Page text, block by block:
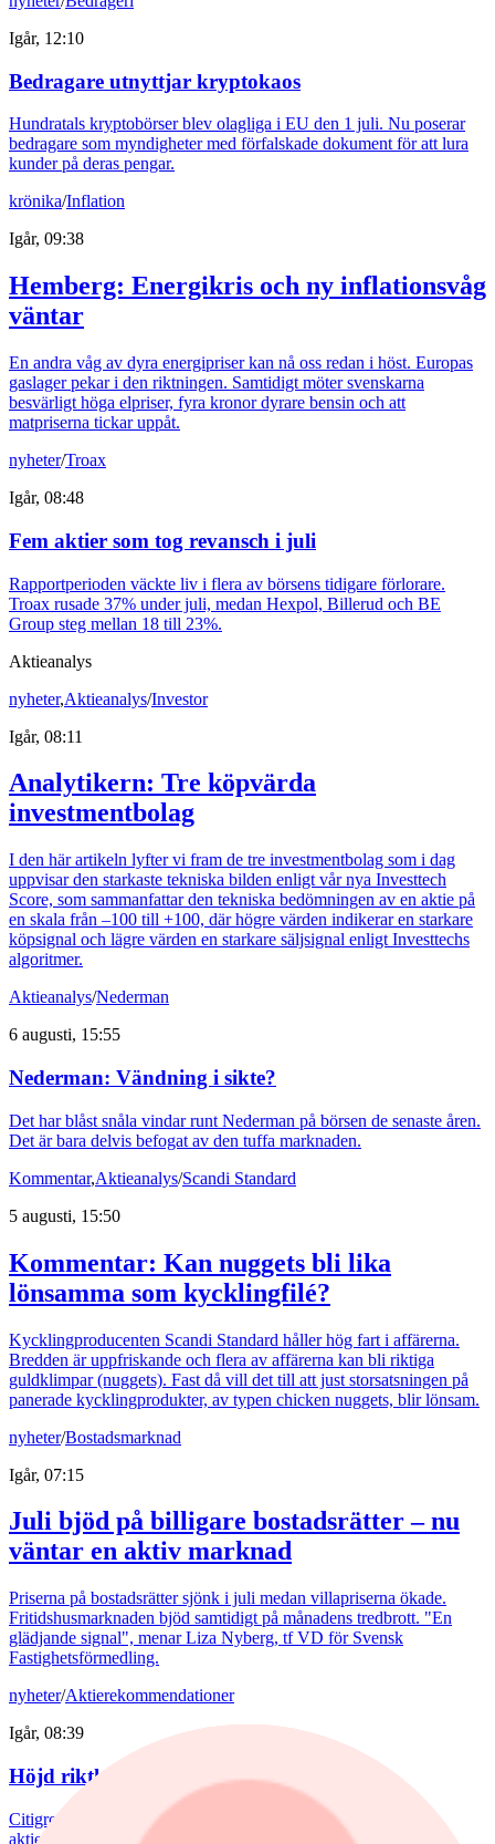
Igår, 12:10
Bedragare utnyttjar kryptokaos
Hundratals kryptobörser blev olagliga i EU den 1 juli. Nu poserar
bedragare som myndigheter med förfalskade dokument för att lura
kunder på deras pengar.
krönika/Inflation
Igår, 09:38
Hemberg: Energikris och ny inflationsvåg
väntar
En andra våg av dyra energipriser kan nå oss redan i höst. Europas
gaslager pekar i den riktningen. Samtidigt möter svenskarna
besvärligt höga elpriser, fyra kronor dyrare bensin och att
matpriserna tickar uppåt.
nyheter/Troax
Igår, 08:48
Fem aktier som tog revansch i juli
Rapportperioden väckte liv i flera av börsens tidigare förlorare.
Troax rusade 37% under juli, medan Hexpol, Billerud och BE
Group steg mellan 18 till 23%.
Aktieanalys
nyheter,Aktieanalys/Investor
Igår, 08:11
Analytikern: Tre köpvärda
investmentbolag
I den här artikeln lyfter vi fram de tre investmentbolag som i dag
uppvisar den starkaste tekniska bilden enligt vår nya Investtech
Score, som sammanfattar den tekniska bedömningen av en aktie på
en skala från –100 till +100, där högre värden indikerar en starkare
köpsignal och lägre värden en starkare säljsignal enligt Investtechs
algoritmer.
Aktieanalys/Nederman
6 augusti, 15:55
Nederman: Vändning i sikte?
Det har blåst snåla vindar runt Nederman på börsen de senaste åren.
Det är bara delvis befogat av den tuffa marknaden.
Kommentar,Aktieanalys/Scandi Standard
5 augusti, 15:50
Kommentar: Kan nuggets bli lika
lönsamma som kycklingfilé?
Kycklingproducenten Scandi Standard håller hög fart i affärerna.
Bredden är uppfriskande och flera av affärerna kan bli riktiga
guldklimpar (nuggets). Fast då vill det till att just storsatsningen på
panerade kycklingprodukter, av typen chicken nuggets, blir lönsam.
nyheter/Bostadsmarknad
Igår, 07:15
Juli bjöd på billigare bostadsrätter – nu
väntar en aktiv marknad
Priserna på bostadsrätter sjönk i juli medan villapriserna ökade.
Fritidshusmarknaden bjöd samtidigt på månadens tredbrott. "En
glädjande signal", menar Liza Nyberg, tf VD för Svensk
Fastighetsförmedling.
nyheter/Aktierekommendationer
Igår, 08:39
Höjd riktkurs för Nibe
Citigroup sänker riktkursen för Novo Nordisk. Här är dagens
aktierekommendationer.